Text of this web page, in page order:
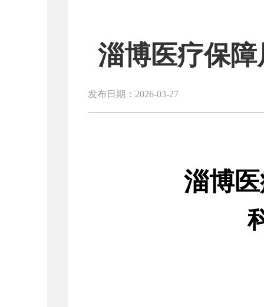
淄博医疗保
发布日期：2026-03-27
淄博